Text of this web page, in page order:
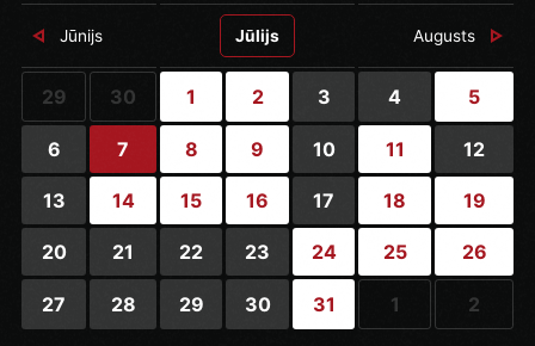
Jūnijs Jūlijs Augusts
29 30 1 2 3 4 5
6 7 8 9 10 11 12
13 14 15 16 17 18 19
20 21 22 23 24 25 26
27 28 29 30 31 1 2